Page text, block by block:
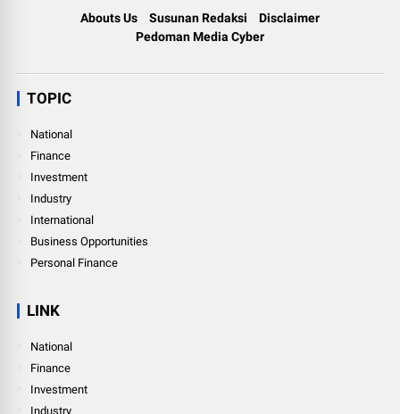
Abouts Us Susunan Redaksi
Disclaimer
Pedoman Media Cyber
TOPIC
National
Finance
Investment
Industry
International
Business Opportunities
Personal Finance
LINK
National
Finance
Investment
Industry